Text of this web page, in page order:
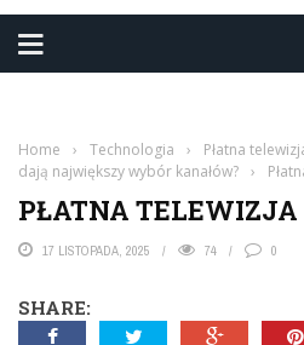
Home › Technologia ›
Płatna
dają największy wybór kanałów? ›
PŁATNA
17 LISTOPADA, 2025 74 0
SHARE: